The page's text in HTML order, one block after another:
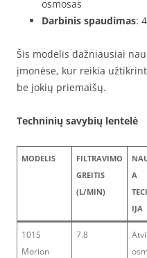
osmosas
Darbinis spaudimas:
Šis modelis dažniausiai
įmonėse, kur reikia
be jokių priemaišų.
Techninių savybių lentelė
MODELIS
FILTRAVIMO
GREITIS
(L/MIN)
A
IJA
101S
Morion
7.8